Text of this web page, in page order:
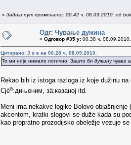
« Задњи пут промењено: 00.42 ч. 08.09.2010. од
Одг: Чување дужина
« Одговор #35 у: 00.38 ч.
Цитирано: J o e на 00.28 ч. 08.09.2010.
То ми није нимало логично. Зашто би дужинучувао
Rekao bih iz istoga razloga iz koje dužinu
Сјѐаːдињеним, за̀ːкəзаној itd.
Meni ima nekakve logike Bolovo
akcentom, kratki slogovi se duže kada su
kao propratno prozodijsko obeležje vezuje